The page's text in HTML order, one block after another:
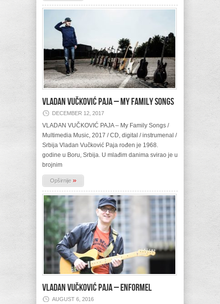
VLADAN VUČKOVIĆ PAJA – My Family Songs
DECEMBER 12, 2017
VLADAN VUČKOVIĆ PAJA – My Family Songs /
Multimedia Music, 2017 / CD, digital / instrumenal /
Srbija Vladan Vučković Paja rođen je 1968.
godine u Boru, Srbija. U mlađim danima svirao je u
brojnim
Opširnije »
VLADAN VUČKOVIĆ PAJA – Enformel
AUGUST 6, 2016